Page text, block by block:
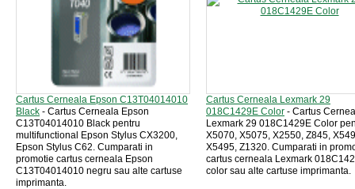
Cartus Cerneala Epson C13T04014010
Black - Cartus Cerneala Epson
C13T04014010 Black pentru
multifunctional Epson Stylus CX3200,
Epson Stylus C62. Cumparati in
promotie cartus cerneala Epson
C13T04014010 negru sau alte cartuse
imprimanta.
Cartus Cerneala Lexmark 29
018C1429E Color - Cartus
Lexmark 29 018C1429E Color
X5070, X5075, X2550, Z845,
X5495, Z1320. Cumparati in
cartus cerneala Lexmark
color sau alte cartuse imprimanta.